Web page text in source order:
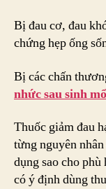
Bị đau cơ, đau
chứng hẹp ống
Bị các chấn
nhức sau sinh mổ
Thuốc giảm đau
từng nguyên
dụng sao cho
có ý định dùng